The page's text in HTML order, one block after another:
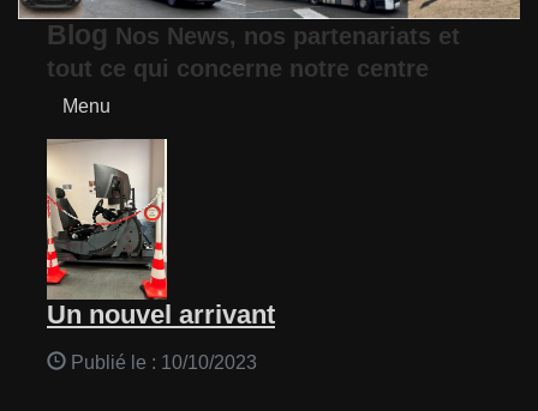
Blog Nos News, nos partenariats et
tout ce qui concerne notre centre
Menu
Un nouvel arrivant
Publié le : 10/10/2023